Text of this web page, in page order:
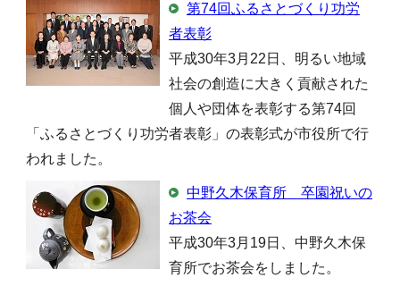
第74回ふるさとづくり功労
者表彰
平成30年3月22日、明るい地域
社会の創造に大きく貢献された
個人や団体を表彰する第74回
「ふるさとづくり功労者表彰」の表彰式が市役所で行
われました。
中野久木保育所 卒園祝いの
お茶会
平成30年3月19日、中野久木保
育所でお茶会をしました。